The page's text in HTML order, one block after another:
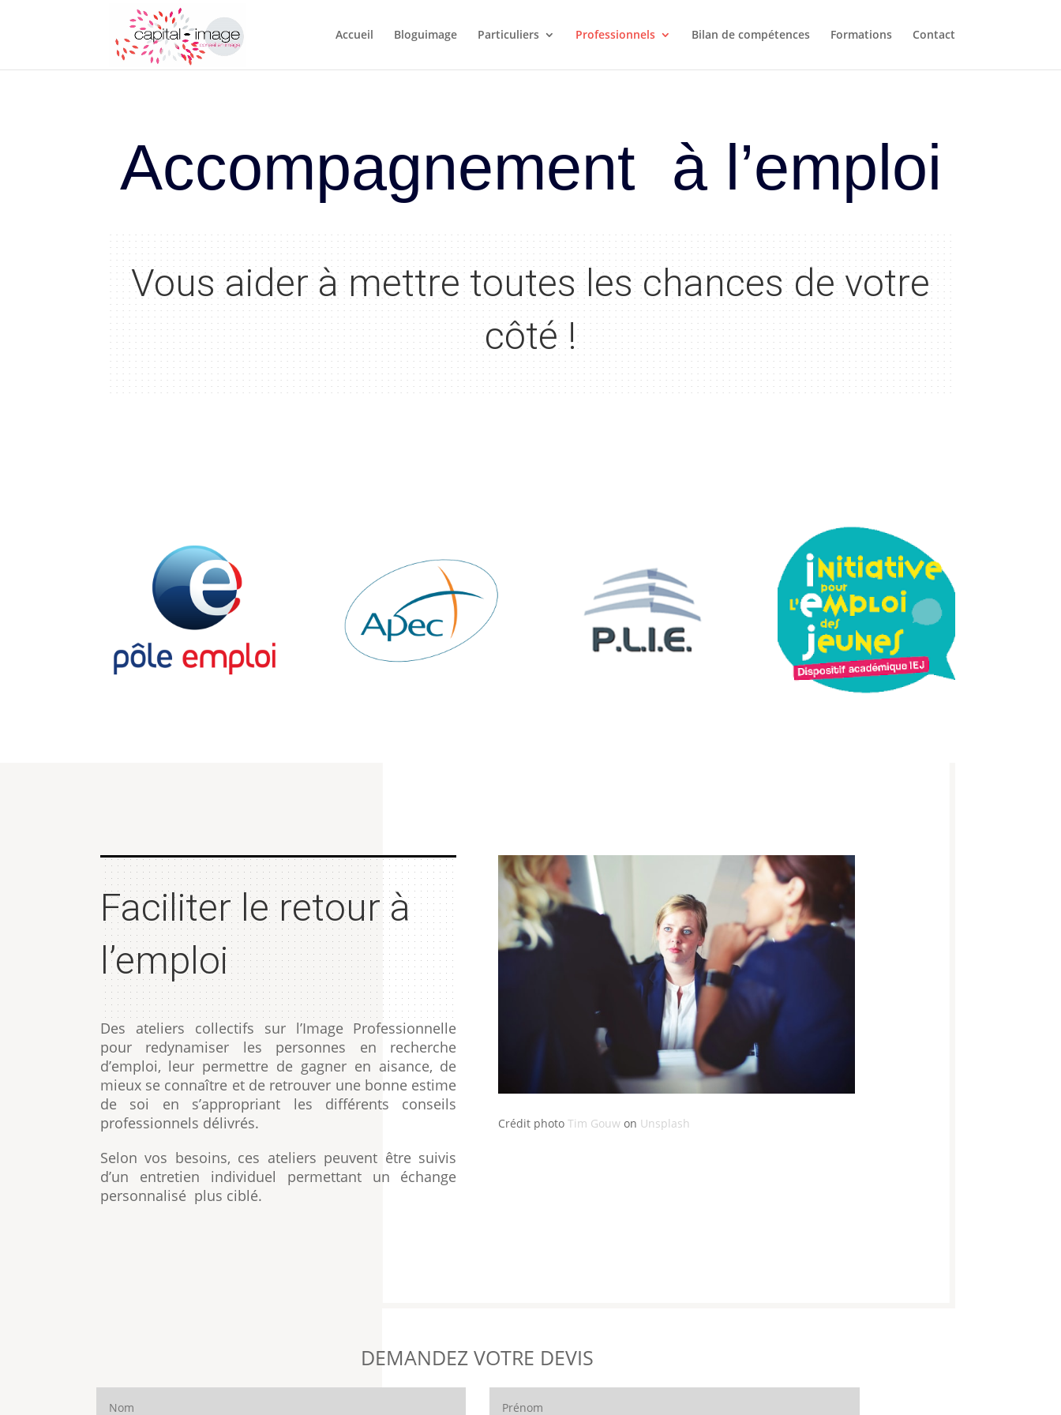
Accueil Bloguimage Particuliers Professionnels Bilan de compétences Formations Contact
Accompagnement à l’emploi
Vous aider à mettre toutes les chances de votre
côté !
Faciliter le retour à
l’emploi
Des ateliers collectifs sur l’Image Professionnelle
pour redynamiser les personnes en recherche
d’emploi, leur permettre de gagner en aisance, de
mieux se connaître et de retrouver une bonne estime
de soi en s’appropriant les différents conseils
professionnels délivrés.
Selon vos besoins, ces ateliers peuvent être suivis
d’un entretien individuel permettant un échange
personnalisé plus ciblé.
Crédit photoTim Gouw on Unsplash
DEMANDEZ VOTRE DEVIS